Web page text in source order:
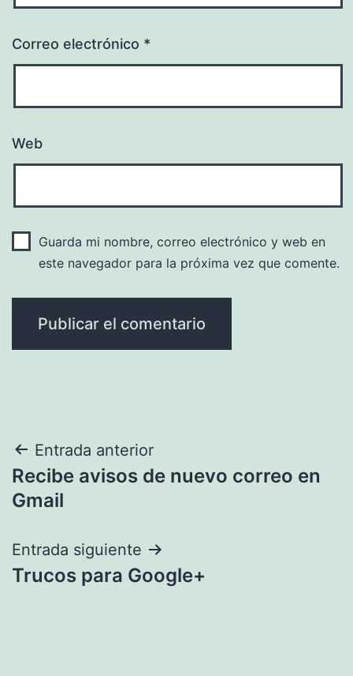
Correo electrónico *
Web
Guarda mi nombre, correo electrónico y web en
este navegador para la próxima vez que comente.
Navegación
de
Entrada anterior
Recibe avisos de nuevo correo en
Gmail
Entrada siguiente
Trucos para Google+